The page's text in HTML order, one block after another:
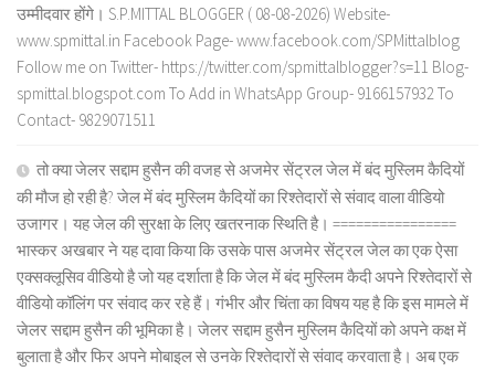
उम्मीदवार होंगे। S.P.MITTAL BLOGGER ( 08-08-2026) Website-
www.spmittal.in Facebook Page- www.facebook.com/SPMittalblog
Follow me on Twitter- https://twitter.com/spmittalblogger?s=11 Blog-
spmittal.blogspot.com To Add in WhatsApp Group- 9166157932 To
Contact- 9829071511
तो क्या जेलर सद्दाम हुसैन की वजह से अजमेर सेंट्रल जेल में बंद मुस्लिम कैदियों
की मौज हो रही है? जेल में बंद मुस्लिम कैदियों का रिश्तेदारों से संवाद वाला वीडियो
उजागर। यह जेल की सुरक्षा के लिए खतरनाक स्थिति है। ================
भास्कर अखबार ने यह दावा किया कि उसके पास अजमेर सेंट्रल जेल का एक ऐसा
एक्सक्लूसिव वीडियो है जो यह दर्शाता है कि जेल में बंद मुस्लिम कैदी अपने रिश्तेदारों से
वीडियो कॉलिंग पर संवाद कर रहे हैं। गंभीर और चिंता का विषय यह है कि इस मामले में
जेलर सद्दाम हुसैन की भूमिका है। जेलर सद्दाम हुसैन मुस्लिम कैदियों को अपने कक्ष में
बुलाता है और फिर अपने मोबाइल से उनके रिश्तेदारों से संवाद करवाता है। अब एक